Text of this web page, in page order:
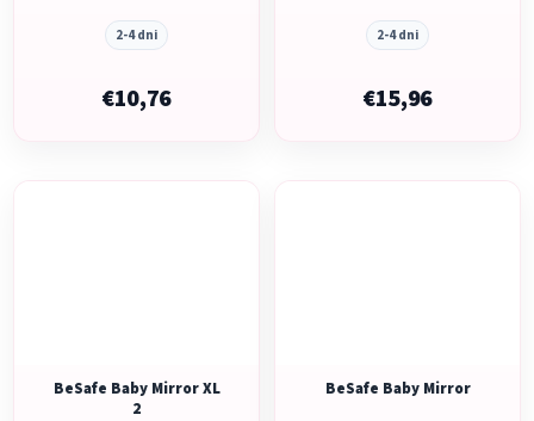
2-4 dni
€10,76
2-4 dni
€15,96
BeSafe Baby Mirror XL
2
BeSafe Baby Mirror